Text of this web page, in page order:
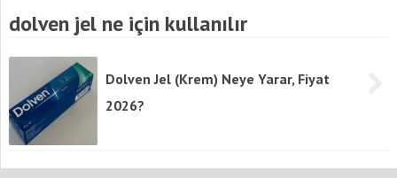
dolven jel ne için kullanılır
Dolven Jel (Krem) Neye Yarar, Fiyat
2026?